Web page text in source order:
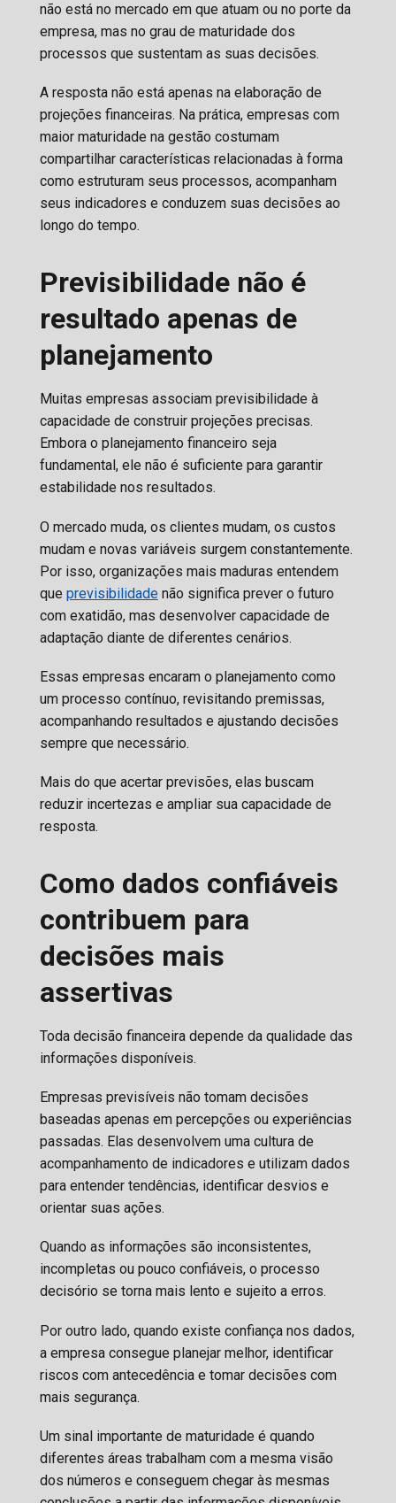
não está no mercado em que atuam ou no porte da
empresa, mas no grau de maturidade dos
processos que sustentam as suas decisões.
A resposta não está apenas na elaboração de
projeções financeiras. Na prática, empresas com
maior maturidade na gestão costumam
compartilhar características relacionadas à forma
como estruturam seus processos, acompanham
seus indicadores e conduzem suas decisões ao
longo do tempo.
Previsibilidade não é
resultado apenas de
planejamento
Muitas empresas associam previsibilidade à
capacidade de construir projeções precisas.
Embora o planejamento financeiro seja
fundamental, ele não é suficiente para garantir
estabilidade nos resultados.
O mercado muda, os clientes mudam, os custos
mudam e novas variáveis surgem constantemente.
Por isso, organizações mais maduras entendem
que previsibilidadenão significa prever o futuro
com exatidão, mas desenvolver capacidade de
adaptação diante de diferentes cenários.
Essas empresas encaram o planejamento como
um processo contínuo, revisitando premissas,
acompanhando resultados e ajustando decisões
sempre que necessário.
Mais do que acertar previsões, elas buscam
reduzir incertezas e ampliar sua capacidade de
resposta.
Como dados confiáveis
contribuem para
decisões mais
assertivas
Toda decisão financeira depende da qualidade das
informações disponíveis.
Empresas previsíveis não tomam decisões
baseadas apenas em percepções ou experiências
passadas. Elas desenvolvem uma cultura de
acompanhamento de indicadores e utilizam dados
para entender tendências, identificar desvios e
orientar suas ações.
Quando as informações são inconsistentes,
incompletas ou pouco confiáveis, o processo
decisório se torna mais lento e sujeito a erros.
Por outro lado, quando existe confiança nos dados,
a empresa consegue planejar melhor, identificar
riscos com antecedência e tomar decisões com
mais segurança.
Um sinal importante de maturidade é quando
diferentes áreas trabalham com a mesma visão
dos números e conseguem chegar às mesmas